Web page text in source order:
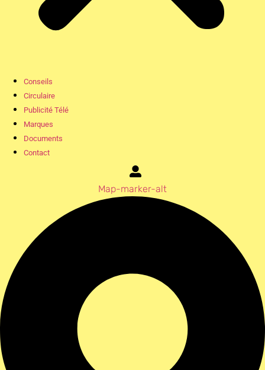
Conseils
Circulaire
Publicité Télé
Marques
Documents
Contact
Map-marker-alt